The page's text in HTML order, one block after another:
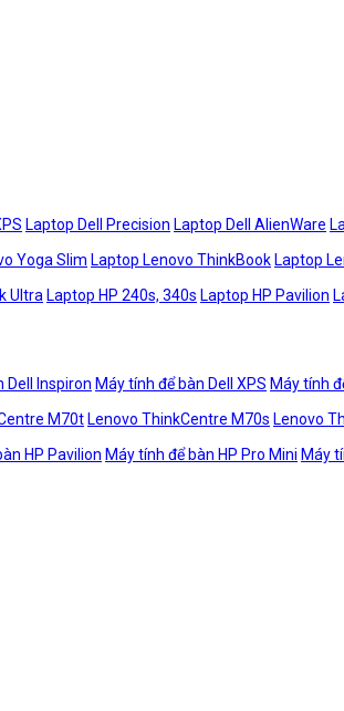
Laptop Dell Precision Laptop Dell AlienWare
Yoga Slim Laptop Lenovo ThinkBook Laptop
Ultra Laptop HP 240s, 340s Laptop HP Pavilion
Dell Inspiron Máy tính để bàn Dell XPS Máy tính
M70t Lenovo ThinkCentre M70s Lenovo
HP Pavilion Máy tính để bàn HP Pro Mini Máy